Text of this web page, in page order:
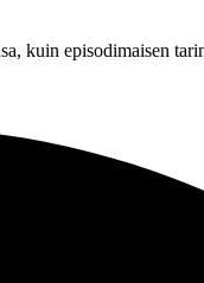
kuin episodimaisen